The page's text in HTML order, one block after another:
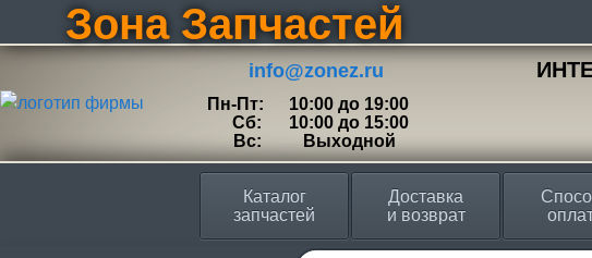
Зона Запчастей
info@zonez.ru
Пн-Пт:
Сб:
Вс:
10:00 до 19:00
10:00 до 15:00
Выходной
Каталог
запчастей
Доставка
и возврат